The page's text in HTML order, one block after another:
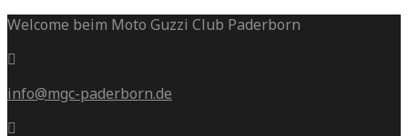
Welcome beim Moto Guzzi Club Paderborn
info@mgc-paderborn.de